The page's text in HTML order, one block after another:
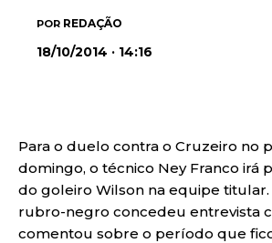
POR REDAÇÃO
18/10/2014 · 14:16
Para o duelo contra o Cruzeiro no
domingo, o técnico Ney Franco irá
do goleiro Wilson na equipe
rubro-negro concedeu entrevista
comentou sobre o período que